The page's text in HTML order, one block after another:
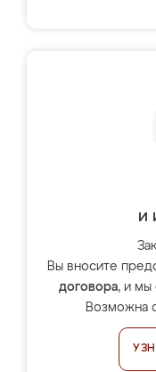
и
Вы вносите
договора, и мы
Возможна